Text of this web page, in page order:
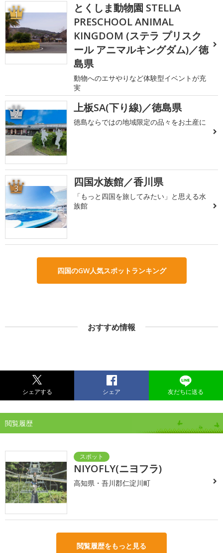
1
とくしま動物園 STELLA
PRESCHOOL ANIMAL
KINGDOM (ステラ プリスク
ール アニマルキングダム)／徳
島県
動物へのエサやりなど体験型イベントが充
実
2 上板SA(下り線)／徳島県
徳島ならではの地域限定の品々をお土産に
3 四国水族館／香川県
「もっと四国を旅してみたい」と思える水
族館
四国のGW人気スポットランキング
おすすめ情報
シェアする シェア 友だちに送る
閲覧履歴
NIYOFLY(ニヨフラ)
高知県・吾川郡仁淀川町
閲覧履歴をもっと見る